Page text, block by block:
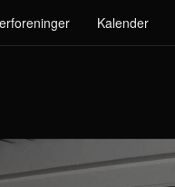
Kalender